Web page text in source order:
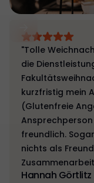
"Tolle
die
kurzfristig mein
(Glutenfreie
freundlich.
nichts als
Hannah Görtlitz